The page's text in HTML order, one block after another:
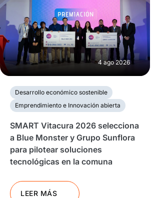
4 ago 2026
Desarrollo económico sostenible
Emprendimiento e Innovación abierta
SMART Vitacura 2026 selecciona
a Blue Monster y Grupo Sunflora
para pilotear soluciones
tecnológicas en la comuna
LEER MÁS